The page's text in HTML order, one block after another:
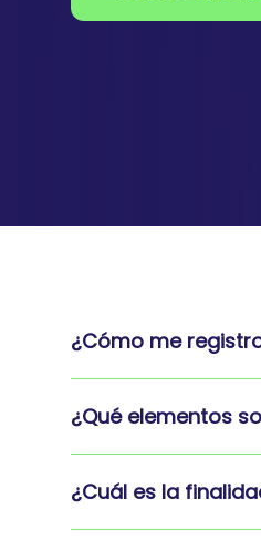
¿Cómo me
¿Qué elementos
¿Cuál es la